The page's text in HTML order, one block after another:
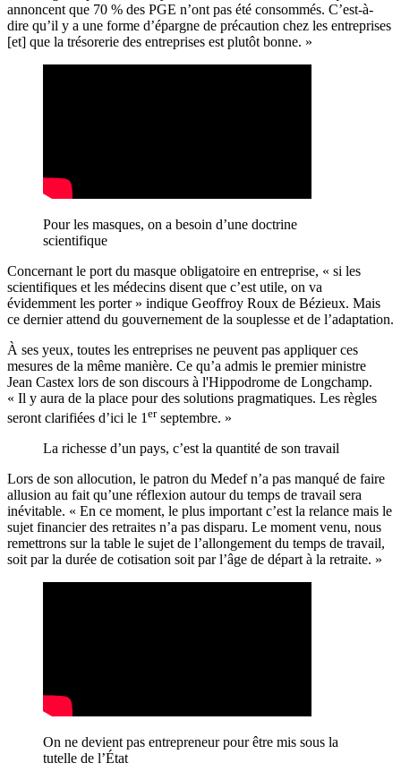
annoncent que 70 % des PGE n’ont pas été consommés. C’est-à-
dire qu’il y a une forme d’épargne de précaution chez les entreprises
[et] que la trésorerie des entreprises est plutôt bonne. »
Pour les masques, on a besoin d’une doctrine
scientifique
Concernant le port du masque obligatoire en entreprise, « si les
scientifiques et les médecins disent que c’est utile, on va
évidemment les porter » indique Geoffroy Roux de Bézieux. Mais
ce dernier attend du gouvernement de la souplesse et de l’adaptation.
À ses yeux, toutes les entreprises ne peuvent pas appliquer ces
mesures de la même manière. Ce qu’a admis le premier ministre
Jean Castex lors de son discours à l'Hippodrome de Longchamp.
« Il y aura de la place pour des solutions pragmatiques. Les règles
seront clarifiées d’ici le 1erseptembre. »
La richesse d’un pays, c’est la quantité de son travail
Lors de son allocution, le patron du Medef n’a pas manqué de faire
allusion au fait qu’une réflexion autour du temps de travail sera
inévitable. « En ce moment, le plus important c’est la relance mais le
sujet financier des retraites n’a pas disparu. Le moment venu, nous
remettrons sur la table le sujet de l’allongement du temps de travail,
soit par la durée de cotisation soit par l’âge de départ à la retraite. »
On ne devient pas entrepreneur pour être mis sous la
tutelle de l’État